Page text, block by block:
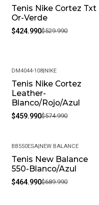
-20%
Tenis Nike Cortez Txt
Or-Verde
$424.990$529.990
-20%
DM4044-108| NIKE
Tenis Nike Cortez
Leather-
Blanco/Rojo/Azul
$459.990$574.990
-33%
BB550ESA| NEW BALANCE
Tenis New Balance
550-Blanco/Azul
$464.990$689.990